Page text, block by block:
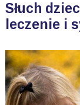
Słuch
leczenie i